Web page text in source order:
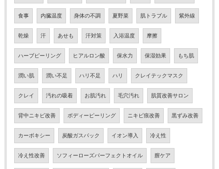
食事 内臓温度 身体の不調 夏野菜 肌トラブル 紫外線
乾燥 汗 あせも 汗対策 入浴温度 摩擦
ハーブピーリング ヒアルロン酸 保水力 保湿効果 もち肌
潤い肌 潤い不足 ハリ不足 ハリ クレイテックマスク
クレイ 汚れの吸着 お肌汚れ 毛穴汚れ 肌質改善サロン
背中ニキビ改善 ボディーピーリング ニキビ痕改善 黒ずみ改善
カーボキシー 炭酸ガスパック イオン導入 冷え性
冷え性改善 ソフィーローズパーフェクトオイル 膣ケア